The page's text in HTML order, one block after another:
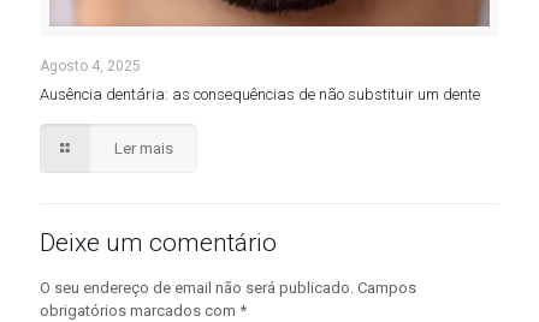
Agosto 4, 2025
Ausência dentária: as consequências de não substituir um dente
Ler mais
Deixe um comentário
O seu endereço de email não será publicado. Campos
obrigatórios marcados com *